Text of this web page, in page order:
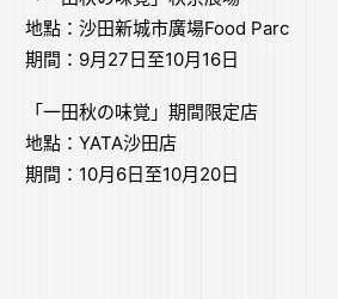
地點：沙田新城市廣場Food Parc
期間：9月27日至10月16日
「一田秋の味覚」期間限定店
地點：YATA沙田店
期間：10月6日至10月20日